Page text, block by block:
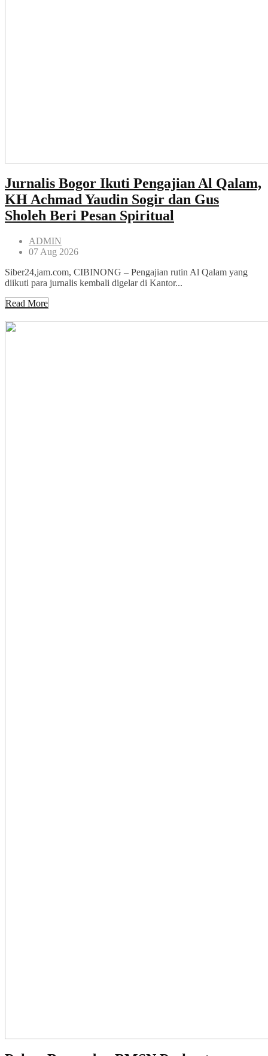
Jurnalis Bogor Ikuti Pengajian Al Qalam,
KH Achmad Yaudin Sogir dan Gus
Sholeh Beri Pesan Spiritual
ADMIN
07 Aug 2026
Siber24,jam.com, CIBINONG – Pengajian rutin Al Qalam yang
diikuti para jurnalis kembali digelar di Kantor...
Read More